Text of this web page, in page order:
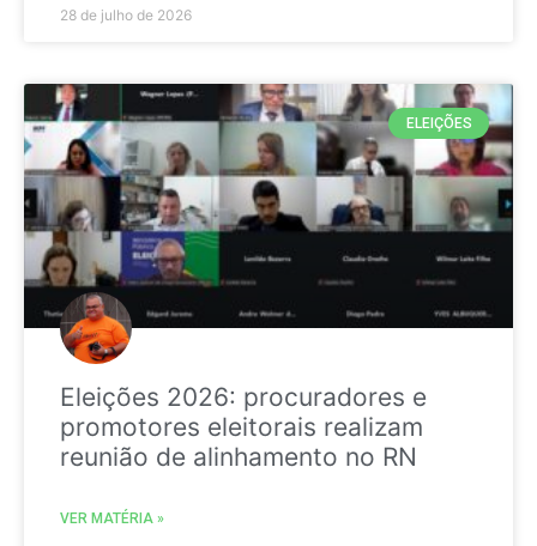
28 de julho de 2026
ELEIÇÕES
Eleições 2026: procuradores e
promotores eleitorais realizam
reunião de alinhamento no RN
VER MATÉRIA »